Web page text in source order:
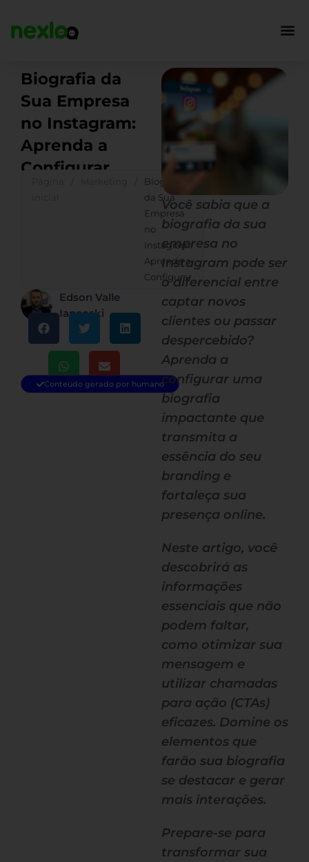
para
Biografia da
Sua Empresa
no Instagram:
Aprenda a
Configurar
Biografia
da Sua
Empresa
no
Instagram:
Aprenda a
Configurar
Edson Valle
Iancoski
Conteúdo gerado por humano
Você sabia que a
biografia da sua
empresa no
Instagram pode ser
o diferencial entre
captar novos
clientes ou passar
despercebido?
Aprenda a
configurar uma
biografia
impactante que
transmita a
essência do seu
branding e
fortaleça sua
presença online.
Neste artigo, você
descobrirá as
informações
essenciais que não
podem faltar,
como otimizar sua
mensagem e
utilizar chamadas
para ação (CTAs)
eficazes. Domine os
elementos que
farão sua biografia
se destacar e gerar
mais interações.
Prepare-se para
transformar sua